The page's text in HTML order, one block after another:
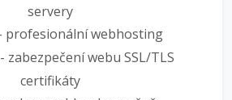
servery
webhosting
- zabezpečení webu SSL/TLS
certifikáty